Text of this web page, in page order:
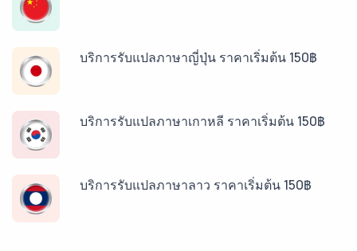
บริการรับแปลภาษาญี่ปุ่น ราคาเริ่มต้น 150฿
บริการรับแปลภาษาเกาหลี ราคาเริ่มต้น 150฿
บริการรับแปลภาษาลาว ราคาเริ่มต้น 150฿